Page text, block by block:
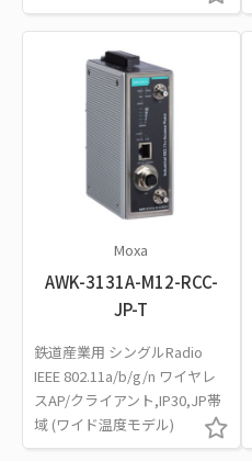
Moxa
AWK-3131A-M12-RCC-
JP-T
鉄道産業用 シングルRadio
IEEE 802.11a/b/g/n ワイヤレ
スAP/クライアント,IP30,JP帯
域 (ワイド温度モデル)